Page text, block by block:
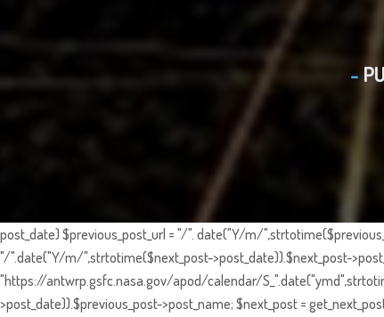
post_date) $previous_post_url = "/". date("Y/m/
"/".date("Y/m/",strtotime($next_post->post_date)).$next_post-
"https://antwrp.gsfc.nasa.gov/apod/calendar/
>post_date)).$previous_post->post_name; $next_post =